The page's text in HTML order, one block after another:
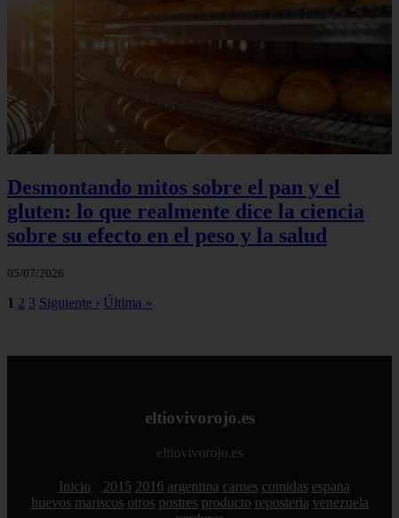
Desmontando mitos sobre el pan y el
gluten: lo que realmente dice la ciencia
sobre su efecto en el peso y la salud
05/07/2026
1 2 3 Siguiente › Última »
eltiovivorojo.es
eltiovivorojo.es
Inicio 2015 2016 argentina carnes comidas espana
huevos mariscos otros postres producto reposteria venezuela